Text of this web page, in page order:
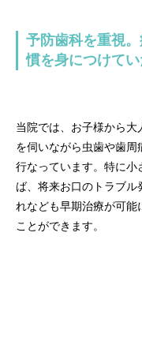
予防歯科を重視
慣を身につけて
当院では、お子様から
を伺いながら虫歯や歯
行なっています。特に小
ば、将来お口のトラブ
れなども早期治療が可能
ことができます。